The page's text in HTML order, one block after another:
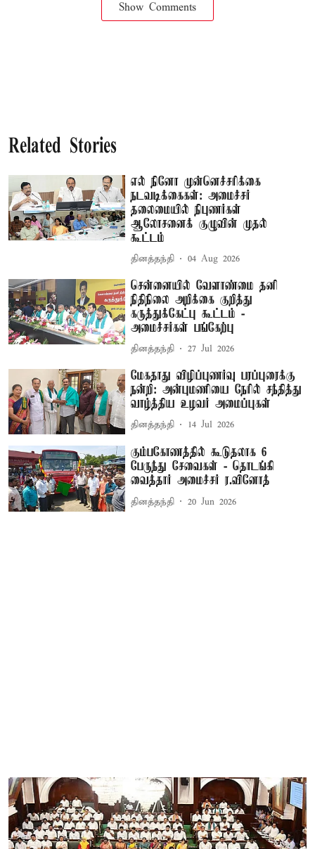
Show Comments
Related Stories
எல் நினோ முன்னெச்சரிக்கை
நடவடிக்கைகள்: அமைச்சர்
தலைமையில் நிபுணர்கள்
ஆலோசனைக் குழுவின் முதல்
கூட்டம்
தினத்தந்தி 04 Aug 2026
சென்னையில் வேளாண்மை தனி
நிதிநிலை அறிக்கை குறித்து
கருத்துக்கேட்பு கூட்டம் -
அமைச்சர்கள் பங்கேற்பு
தினத்தந்தி 27 Jul 2026
மேகதாது விழிப்புணர்வு பரப்புரைக்கு
நன்றி: அன்புமணியை நேரில் சந்தித்து
வாழ்த்திய உழவர் அமைப்புகள்
தினத்தந்தி 14 Jul 2026
கும்பகோணத்தில் கூடுதலாக 6
பேருந்து சேவைகள் - தொடங்கி
வைத்தார் அமைச்சர் ர.வினோத்
தினத்தந்தி 20 Jun 2026